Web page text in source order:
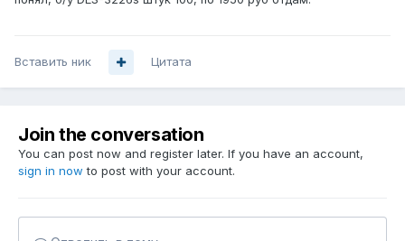
Вставить ник Цитата
Join the conversation
You can post now and register later. If you have an account,
sign in now to post with your account.